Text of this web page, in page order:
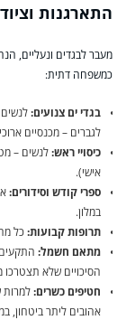
התארגנות
מעבר לבגדים ונעליים,
כמשפחה דתית:
בגדי ים צנועים:
לגברים – מכנסיים
כיסויי ראש:לנשים –
אישי).
ספרי קודש וסידורים:
במלון.
תרופות קבועות:כל
מתאם חשמל:
הסיכויים שלא
חטיפים כשרים:למרות
אהובים ליתר ביטחון,